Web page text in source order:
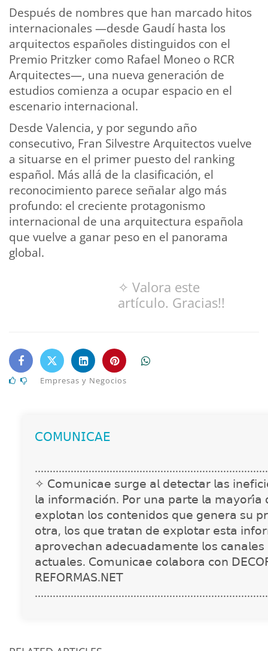
Después de nombres que han marcado hitos
internacionales —desde Gaudí hasta los
arquitectos españoles distinguidos con el
Premio Pritzker como Rafael Moneo o RCR
Arquitectes—, una nueva generación de
estudios comienza a ocupar espacio en el
escenario internacional.
Desde Valencia, y por segundo año
consecutivo, Fran Silvestre Arquitectos vuelve
a situarse en el primer puesto del ranking
español. Más allá de la clasificación, el
reconocimiento parece señalar algo más
profundo: el creciente protagonismo
internacional de una arquitectura española
que vuelve a ganar peso en el panorama
global.
✧ Valora este
artículo. Gracias!!
Empresas y Negocios
𝖢𝖮𝖬𝖴𝖭𝖨𝖢𝖠𝖤
✧ 𝖢𝗈𝗆𝗎𝗇𝗂𝖼𝖺𝖾 𝗌𝗎𝗋𝗀𝖾 𝖺𝗅 𝖽𝖾𝗍𝖾𝖼𝗍𝖺𝗋 𝗅𝖺𝗌
𝗅𝖺 𝗂𝗇𝖿𝗈𝗋𝗆𝖺𝖼𝗂𝗈́𝗇. 𝖯𝗈𝗋 𝗎𝗇𝖺 𝗉𝖺𝗋𝗍𝖾 𝗅𝖺
𝖾𝗑𝗉𝗅𝗈𝗍𝖺𝗇 𝗅𝗈𝗌 𝖼𝗈𝗇𝗍𝖾𝗇𝗂𝖽𝗈𝗌 𝗊𝗎𝖾 𝗀𝖾𝗇𝖾𝗋𝖺 𝗌𝗎
𝗈𝗍𝗋𝖺, 𝗅𝗈𝗌 𝗊𝗎𝖾 𝗍𝗋𝖺𝗍𝖺𝗇 𝖽𝖾 𝖾𝗑𝗉𝗅𝗈𝗍𝖺𝗋 𝖾𝗌𝗍𝖺
𝖺𝗉𝗋𝗈𝗏𝖾𝖼𝗁𝖺𝗇 𝖺𝖽𝖾𝖼𝗎𝖺𝖽𝖺𝗆𝖾𝗇𝗍𝖾 𝗅𝗈𝗌
𝖺𝖼𝗍𝗎𝖺𝗅𝖾𝗌. 𝖢𝗈𝗆𝗎𝗇𝗂𝖼𝖺𝖾 𝖼𝗈𝗅𝖺𝖻𝗈𝗋𝖺 𝖼𝗈𝗇
𝖱𝖤𝖥𝖮𝖱𝖬𝖠𝖲.𝖭𝖤𝖳